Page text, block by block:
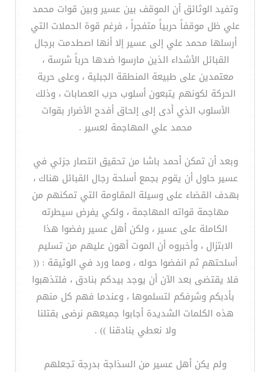
وتفيد الوثائق أن الموقف بين عسير وبين قوات محمد
علي ظل موقفاً حربياً متفجراً ، فرغم قوة الحملات التي
أرسلها محمد علي إلى عسير إلا أنها اصطدمت برجال
القبائل الأشداء الذين مارسوا ضدها حرباً شرسة ،
معتمدين على طبيعة المنطقة الجبلية ، وعلى حرية
الحركة لكونهم يتبعون أسلوب حرب العصابات ، وذلك
الأسلوب الذي أدى إلى إلحاق أفدح الأضرار بقوات
محمد علي المهاجمة لعسير .
وبعد أن تمكن أحمد باشا من تحقيق انتصار جزئي في
عسير حاول أن يقوم بجمع أسلحة رجال القبائل هناك ،
بهدف القضاء على وسيلة المقاومة التي تمكنهم من
مهاجمة قواته المهاجمة ، ولكي يفرض سيطرته
الكاملة على عسير ، ولكن أهل عسير رفضوا هذا
الابتزال ، وأخبروه أن الموت أهون عليهم من تسليم
أسلحتهم ثم انفضوا حوله ، ومما ورد في الوثيقة : ((
فلا يقتضى بعد الآن أن يوجد بيدكم بنادق ، فلتذهبوا
بأدبكم وشرفكم لتسلموها ، وعندما فهم كل منهم
هذه الكلمات الشديدة أجابوا جميعهم نرضى بقتلنا
ولا نعطي بنادقنا )) .
ولم يكن أهل عسير من السذاجة بدرجة تجعلهم